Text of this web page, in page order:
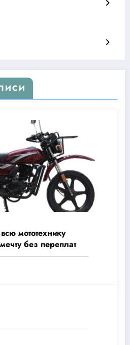
мототехнику
без переплат